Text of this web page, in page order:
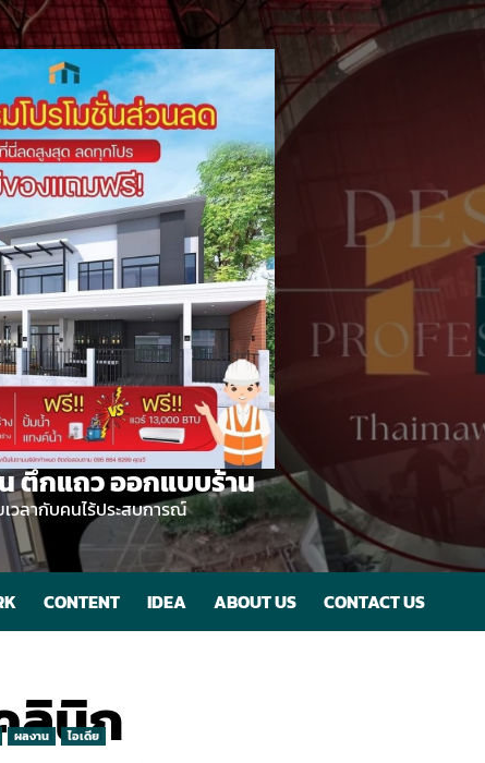
ตึกแถว ออกแบบร้าน
เวลากับคนไร้ประสบการณ์
CONTENT IDEA ABOUT US CONTACT US
ลินิก
ผลงาน ไอเดีย